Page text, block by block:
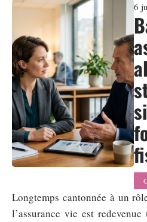
6
Longtemps cantonnée à un
l’assurance vie est